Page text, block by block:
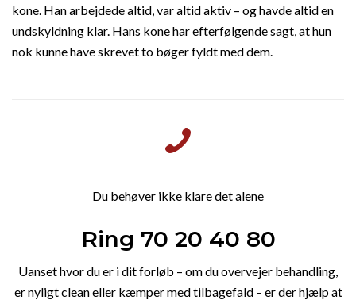
kone. Han arbejdede altid, var altid aktiv – og havde altid en
undskyldning klar. Hans kone har efterfølgende sagt, at hun
nok kunne have skrevet to bøger fyldt med dem.
Du behøver ikke klare det alene
Ring 70 20 40 80
Uanset hvor du er i dit forløb – om du overvejer behandling,
er nyligt clean eller kæmper med tilbagefald – er der hjælp at